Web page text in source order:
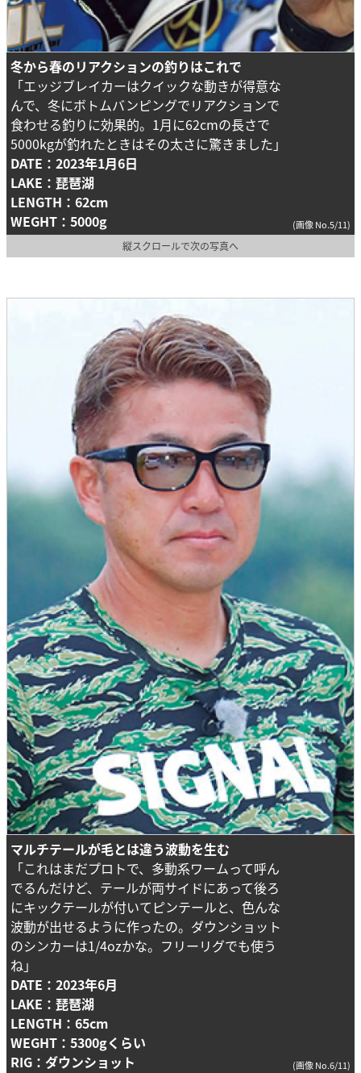
冬から春のリアクションの釣りはこれで
「エッジブレイカーはクイックな動きが得意な
んで、冬にボトムバンピングでリアクションで
食わせる釣りに効果的。1月に62cmの長さで
5000kgが釣れたときはその太さに驚きました」
DATE：2023年1月6日
LAKE：琵琶湖
LENGTH：62cm
WEGHT：5000g
(画像 No.5/11)
縦スクロールで次の写真へ
マルチテールが毛とは違う波動を生む
「これはまだプロトで、多動系ワームって呼ん
でるんだけど、テールが両サイドにあって後ろ
にキックテールが付いてピンテールと、色んな
波動が出せるように作ったの。ダウンショット
のシンカーは1/4ozかな。フリーリグでも使う
ね」
DATE：2023年6月
LAKE：琵琶湖
LENGTH：65cm
WEGHT：5300gくらい
RIG：ダウンショット
(画像 No.6/11)